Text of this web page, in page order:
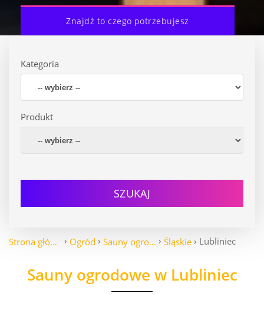
Znajdź to czego potrzebujesz
Kategoria
Produkt
SZUKAJ
Strona główna Ogród Sauny ogrodowe Śląskie Lubliniec
Sauny ogrodowe w Lubliniec